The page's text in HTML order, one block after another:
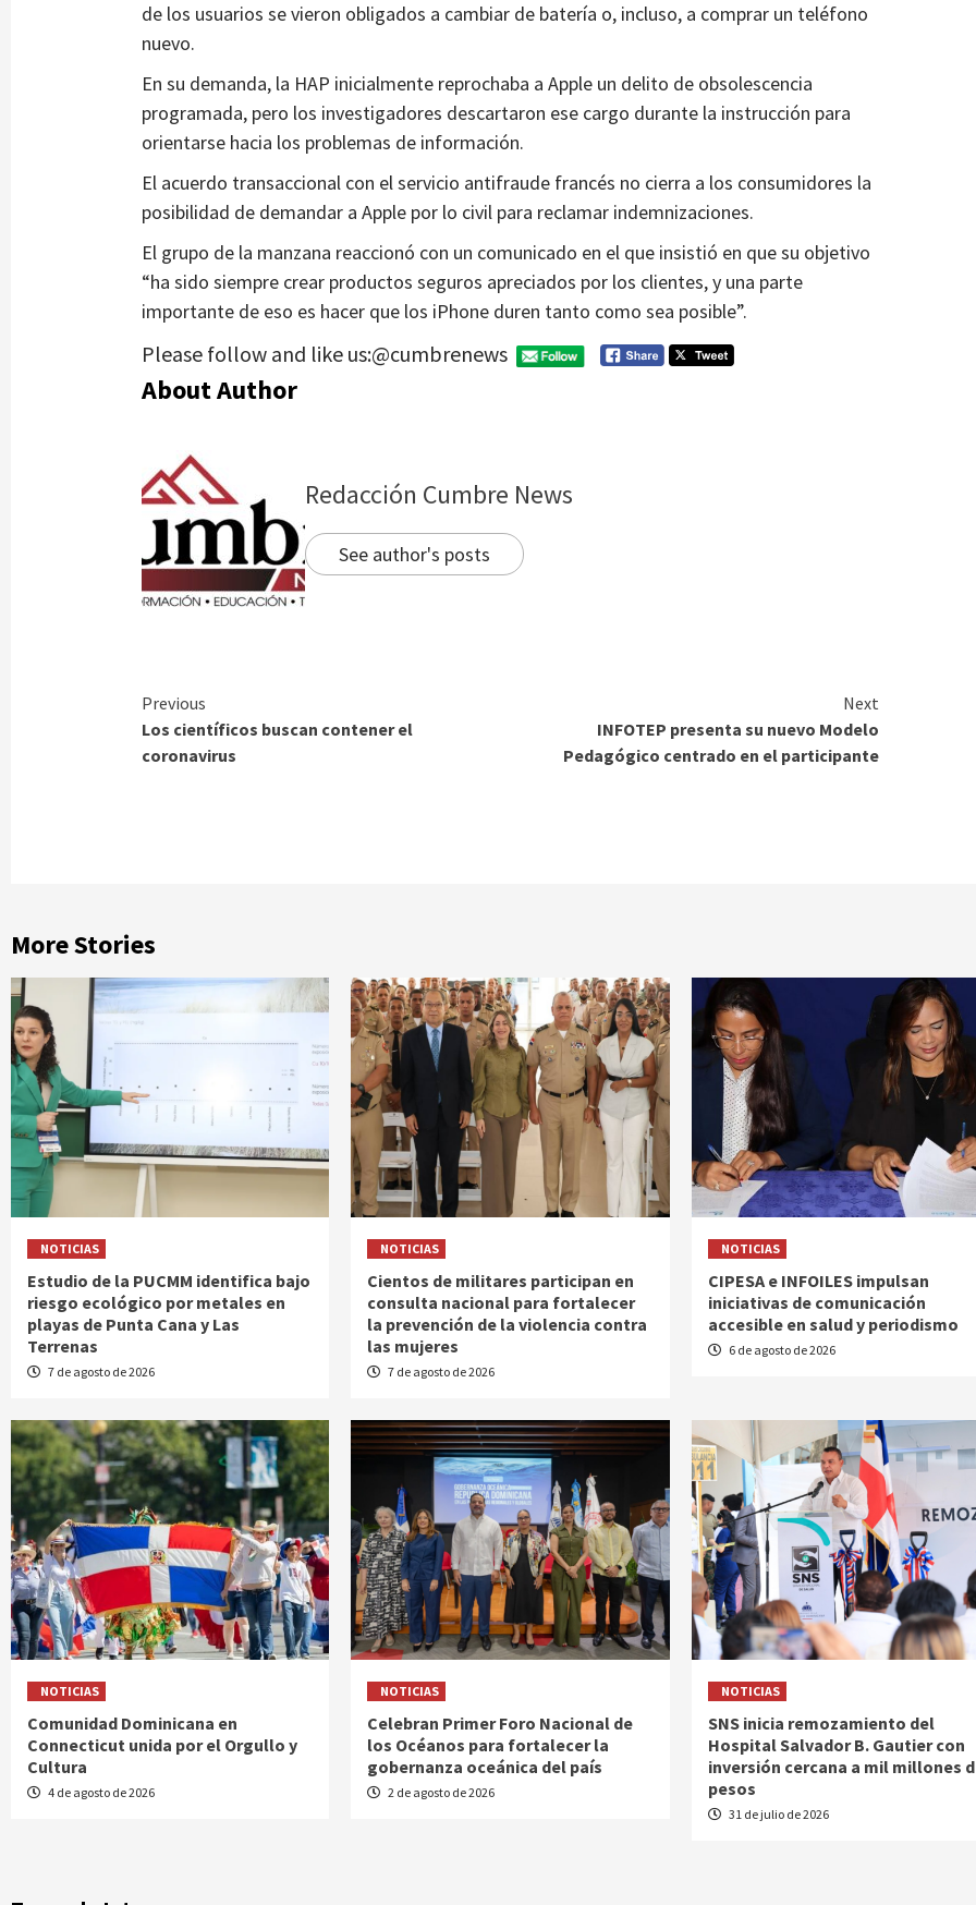
de los usuarios se vieron obligados a cambiar de batería o, incluso, a comprar un teléfono
nuevo.
En su demanda, la HAP inicialmente reprochaba a Apple un delito de obsolescencia
programada, pero los investigadores descartaron ese cargo durante la instrucción para
orientarse hacia los problemas de información.
El acuerdo transaccional con el servicio antifraude francés no cierra a los consumidores la
posibilidad de demandar a Apple por lo civil para reclamar indemnizaciones.
El grupo de la manzana reaccionó con un comunicado en el que insistió en que su objetivo
“ha sido siempre crear productos seguros apreciados por los clientes, y una parte
importante de eso es hacer que los iPhone duren tanto como sea posible”.
Please follow and like us:@cumbrenews
About Author
Redacción Cumbre News
See author's posts
Continue
Reading
Previous
Los científicos buscan contener el
coronavirus
Next
INFOTEP presenta su nuevo Modelo
Pedagógico centrado en el participante
More Stories
NOTICIAS
Estudio de la PUCMM identifica bajo
riesgo ecológico por metales en
playas de Punta Cana y Las
Terrenas
7 de agosto de 2026
NOTICIAS
Cientos de militares participan en
consulta nacional para fortalecer
la prevención de la violencia contra
las mujeres
7 de agosto de 2026
NOTICIAS
CIPESA e INFOILES impulsan
iniciativas de comunicación
accesible en salud y periodismo
6 de agosto de 2026
NOTICIAS
Comunidad Dominicana en
Connecticut unida por el Orgullo y
Cultura
4 de agosto de 2026
NOTICIAS
Celebran Primer Foro Nacional de
los Océanos para fortalecer la
gobernanza oceánica del país
2 de agosto de 2026
NOTICIAS
SNS inicia remozamiento del
Hospital Salvador B. Gautier con
inversión cercana a mil millones
pesos
31 de julio de 2026